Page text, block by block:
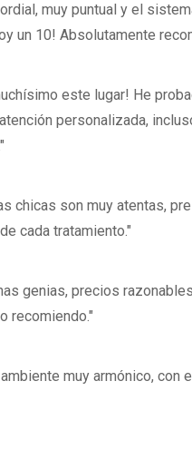
muy puntual y el
un 10! Absolutamente
este lugar! He
personalizada,
chicas son muy atentas,
cada tratamiento."
genias, precios
recomiendo."
muy armónico, con